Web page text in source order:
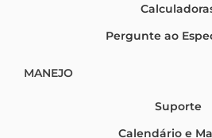
Pergunte ao
MANEJO
Suporte
Calendário e